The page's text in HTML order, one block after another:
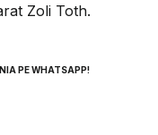
Zoli Toth.
PE WHATSAPP!